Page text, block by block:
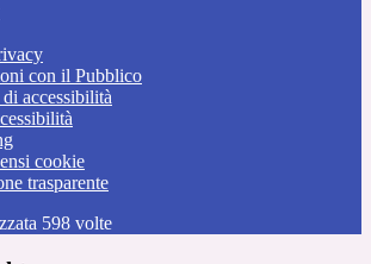
con il Pubblico
accessibilità
cookie
trasparente
598 volte